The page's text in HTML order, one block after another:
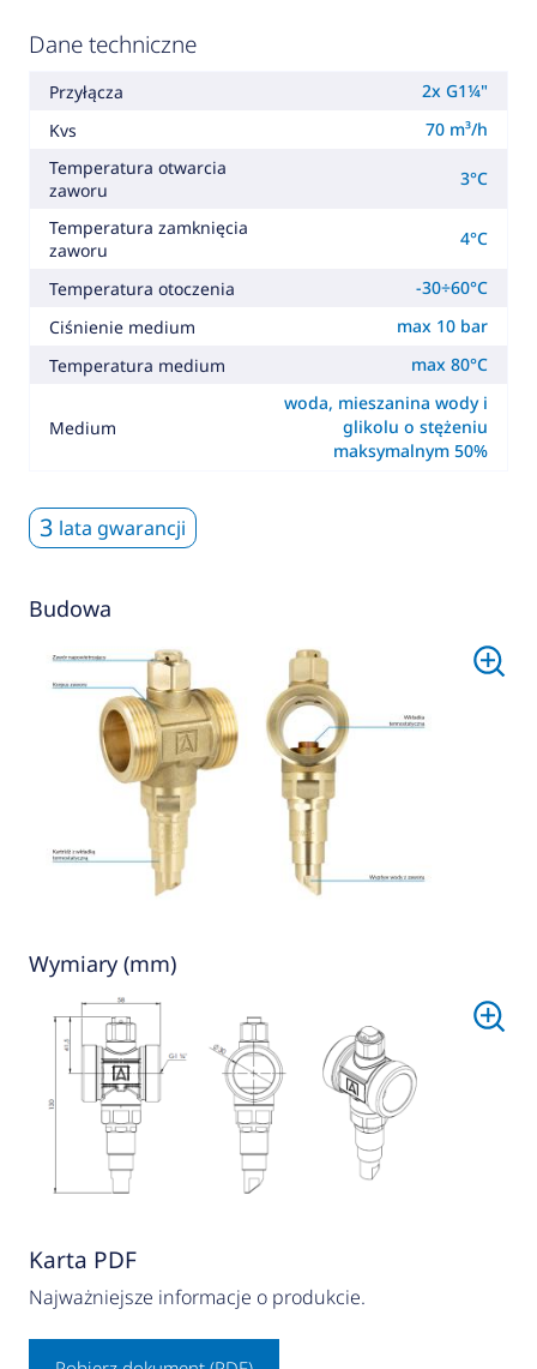
Dane techniczne
Przyłącza
2x G1¼"
Kvs
70 m³/h
Temperatura otwarcia
zaworu
3°C
Temperatura zamknięcia
zaworu
4°C
Temperatura otoczenia
-30÷60°C
Ciśnienie medium
max 10 bar
Temperatura medium
max 80°C
Medium
woda, mieszanina wody i
glikolu o stężeniu
maksymalnym 50%
3 lata gwarancji
Budowa
Wymiary (mm)
Karta PDF
Najważniejsze informacje o produkcie.